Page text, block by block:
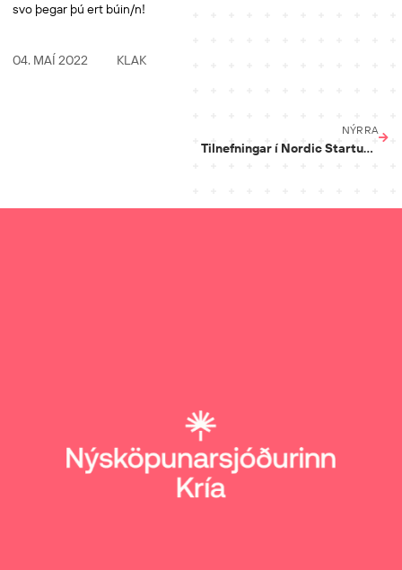
svo þegar þú ert búin/n!
04. MAÍ 2022 KLAK
NÝRRA
Tilnefningar í Nordic Startup Awards